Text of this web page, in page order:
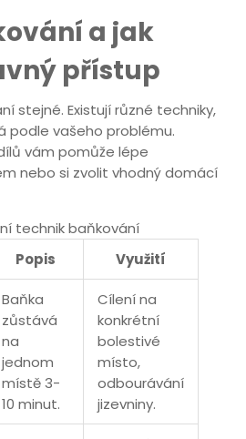
a jak
přístup
stejné. Existují různé techniky,
podle vašeho problému.
vám pomůže lépe
nebo si zvolit vhodný domácí
technik baňkování
Popis Využití
Baňka
zůstává
na
jednom
místě 3-
10 minut.
Cílení na
konkrétní
bolestivé
místo,
odbourávání
jizevniny.